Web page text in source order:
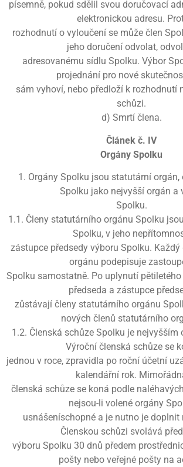
písemně, pokud sdělil svou doručovací
elektronickou adresu.
rozhodnutí o vyloučení se může člen
jeho doručení odvolat,
adresovanému sídlu Spolku. Výbor
projednání pro nové
sám vyhoví, nebo předloží k rozhodnutí
schůzi.
d) Smrtí člena.
Článek č. IV
Orgány Spolku
1. Orgány Spolku jsou statutární orgán,
Spolku jako nejvyšší orgán a
Spolku.
1.1. Členy statutárního orgánu Spolku
Spolku, v jeho
zástupce předsedy výboru Spolku.
orgánu podepisuje
Spolku samostatně. Po uplynutí
předseda a zástupce
zůstávají členy statutárního orgánu
nových členů statutárního
1.2. Členská schůze Spolku je nejvyšším
Výroční členská schůze se
jednou v roce, zpravidla po roční účetní
kalendářní rok.
členská schůze se koná podle
nejsou-li volené orgány
usnášeníschopné a je nutno je doplnit
Členskou schůzi svolává
výboru Spolku 30 dnů předem
pošty nebo veřejné pošty na